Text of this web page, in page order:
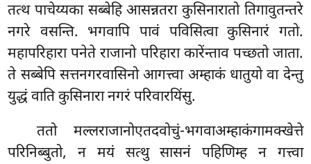
तत्थ पाचेय्यका सब्बेहि आसन्नतरा कुसिनारातो तिगावुतन्तरे
नगरे वसन्ति. भगवापि पावं पविसित्वा कुसिनारं गतो.
महापरिहारा पनेते राजानो परिहारा कारेंन्ताव पच्छतो जाता.
ते सब्बेपि सत्तनगरवासिनो आगत्त्वा अम्हाकं धातुयो वा देन्तु
युद्धं वाति कुसिनारा नगरं परिवारयिंसु.
ततो मल्लराजानोएतदवोचुं-भगवाअम्हाकंगामक्खेत्ते
परिनिब्बुतो, न मयं सत्थु सासनं पहिणिम्ह न गत्त्वा